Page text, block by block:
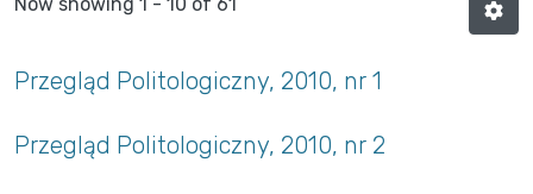
Przegląd Politologiczny, 2010, nr 1
Przegląd Politologiczny, 2010, nr 2